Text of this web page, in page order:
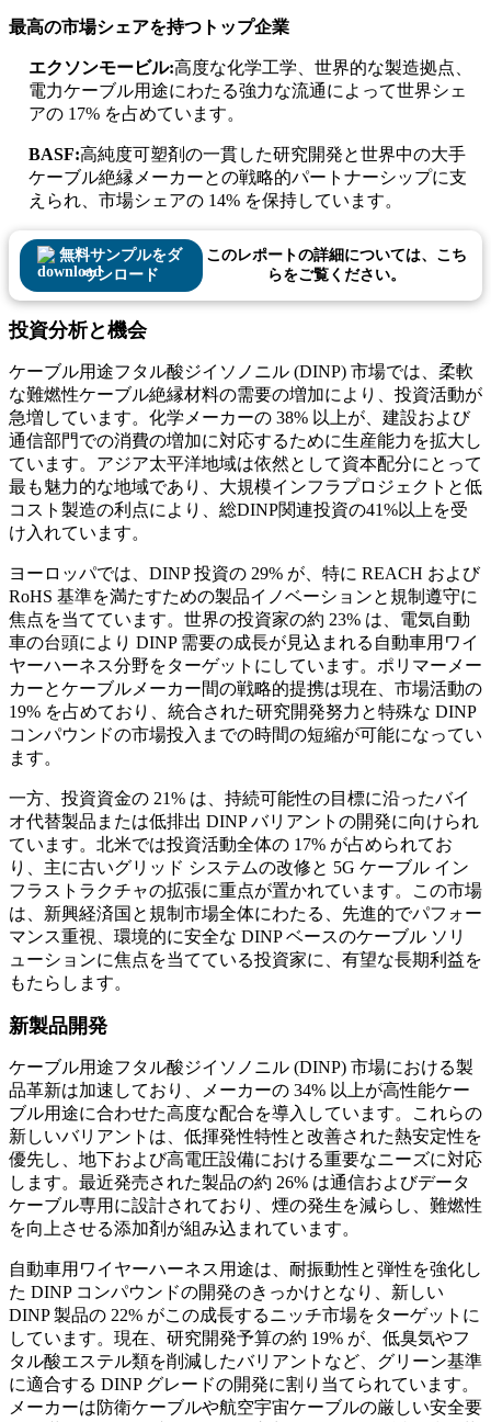
最高の市場シェアを持つトップ企業
エクソンモービル:高度な化学工学、世界的な製造拠点、
電力ケーブル用途にわたる強力な流通によって世界シェ
アの 17% を占めています。
BASF:高純度可塑剤の一貫した研究開発と世界中の大手
ケーブル絶縁メーカーとの戦略的パートナーシップに支
えられ、市場シェアの 14% を保持しています。
無料サンプルをダ
ウンロード
このレポートの詳細については、こち
らをご覧ください。
投資分析と機会
ケーブル用途フタル酸ジイソノニル (DINP) 市場では、柔軟
な難燃性ケーブル絶縁材料の需要の増加により、投資活動が
急増しています。化学メーカーの 38% 以上が、建設および
通信部門での消費の増加に対応するために生産能力を拡大し
ています。アジア太平洋地域は依然として資本配分にとって
最も魅力的な地域であり、大規模インフラプロジェクトと低
コスト製造の利点により、総DINP関連投資の41%以上を受
け入れています。
ヨーロッパでは、DINP 投資の 29% が、特に REACH および
RoHS 基準を満たすための製品イノベーションと規制遵守に
焦点を当てています。世界の投資家の約 23% は、電気自動
車の台頭により DINP 需要の成長が見込まれる自動車用ワイ
ヤーハーネス分野をターゲットにしています。ポリマーメー
カーとケーブルメーカー間の戦略的提携は現在、市場活動の
19% を占めており、統合された研究開発努力と特殊な DINP
コンパウンドの市場投入までの時間の短縮が可能になってい
ます。
一方、投資資金の 21% は、持続可能性の目標に沿ったバイ
オ代替製品または低排出 DINP バリアントの開発に向けられ
ています。北米では投資活動全体の 17% が占められてお
り、主に古いグリッド システムの改修と 5G ケーブル イン
フラストラクチャの拡張に重点が置かれています。この市場
は、新興経済国と規制市場全体にわたる、先進的でパフォー
マンス重視、環境的に安全な DINP ベースのケーブル ソリ
ューションに焦点を当てている投資家に、有望な長期利益を
もたらします。
新製品開発
ケーブル用途フタル酸ジイソノニル (DINP) 市場における製
品革新は加速しており、メーカーの 34% 以上が高性能ケー
ブル用途に合わせた高度な配合を導入しています。これらの
新しいバリアントは、低揮発性特性と改善された熱安定性を
優先し、地下および高電圧設備における重要なニーズに対応
します。最近発売された製品の約 26% は通信およびデータ
ケーブル専用に設計されており、煙の発生を減らし、難燃性
を向上させる添加剤が組み込まれています。
自動車用ワイヤーハーネス用途は、耐振動性と弾性を強化し
た DINP コンパウンドの開発のきっかけとなり、新しい
DINP 製品の 22% がこの成長するニッチ市場をターゲットに
しています。現在、研究開発予算の約 19% が、低臭気やフ
タル酸エステル類を削減したバリアントなど、グリーン基準
に適合する DINP グレードの開発に割り当てられています。
メーカーは防衛ケーブルや航空宇宙ケーブルの厳しい安全要